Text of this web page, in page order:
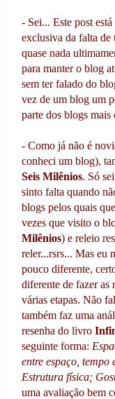
- Sei... Este post
exclusiva da falta de
quase nada
para manter o blog
sem ter falado do
vez de um blog um
parte dos blogs
- Como já não é
conheci um blog),
Seis Milênios. Só
sinto falta quando
blogs pelos quais
vezes que visito o
Milênios) e releio
reler...rsrs... Mas eu
pouco diferente,
diferente de fazer as
várias etapas. Não
também faz uma
resenha do livro
seguinte forma:
entre espaço, tempo
Estrutura física;
uma avaliação bem